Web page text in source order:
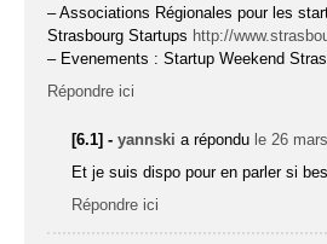
– Associations Régionales pour les
Strasbourg Startups http://
– Evenements : Startup Weekend
Répondre ici
[6.1] -yannski a répondu le 26
Et je suis dispo pour en parler si
Répondre ici